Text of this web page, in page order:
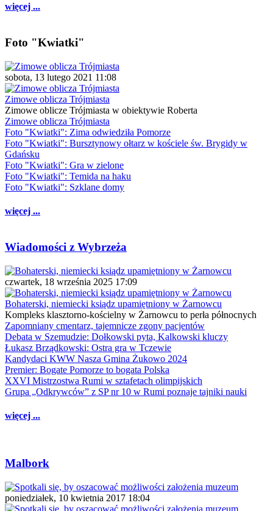
więcej ...
Foto "Kwiatki"
sobota, 13 lutego 2021 11:08
Zimowe oblicza Trójmiasta
Zimowe oblicze Trójmiasta w obiektywie Roberta
Zimowe oblicza Trójmiasta
Foto "Kwiatki": Zima odwiedziła Pomorze
Foto "Kwiatki": Bursztynowy ołtarz w kościele św. Brygidy w
Gdańsku
Foto "Kwiatki": Gra w zielone
Foto "Kwiatki": Temida na haku
Foto "Kwiatki": Szklane domy
więcej ...
Wiadomości z Wybrzeża
czwartek, 18 września 2025 17:09
Bohaterski, niemiecki ksiądz upamiętniony w Żarnowcu
Kompleks klasztorno-kościelny w Żarnowcu to perła północnych
Zapomniany cmentarz, tajemnicze zgony pacjentów
Debata w Szemudzie: Dołkowski pyta, Kalkowski kluczy
Łukasz Brządkowski: Ostra gra w Tczewie
Kandydaci KWW Nasza Gmina Żukowo 2024
Premier: Bogate Pomorze to bogata Polska
XXVI Mistrzostwa Rumi w sztafetach olimpijskich
Grupa „Odkrywców” z SP nr 10 w Rumi poznaje tajniki nauki
więcej ...
Malbork
poniedziałek, 10 kwietnia 2017 18:04